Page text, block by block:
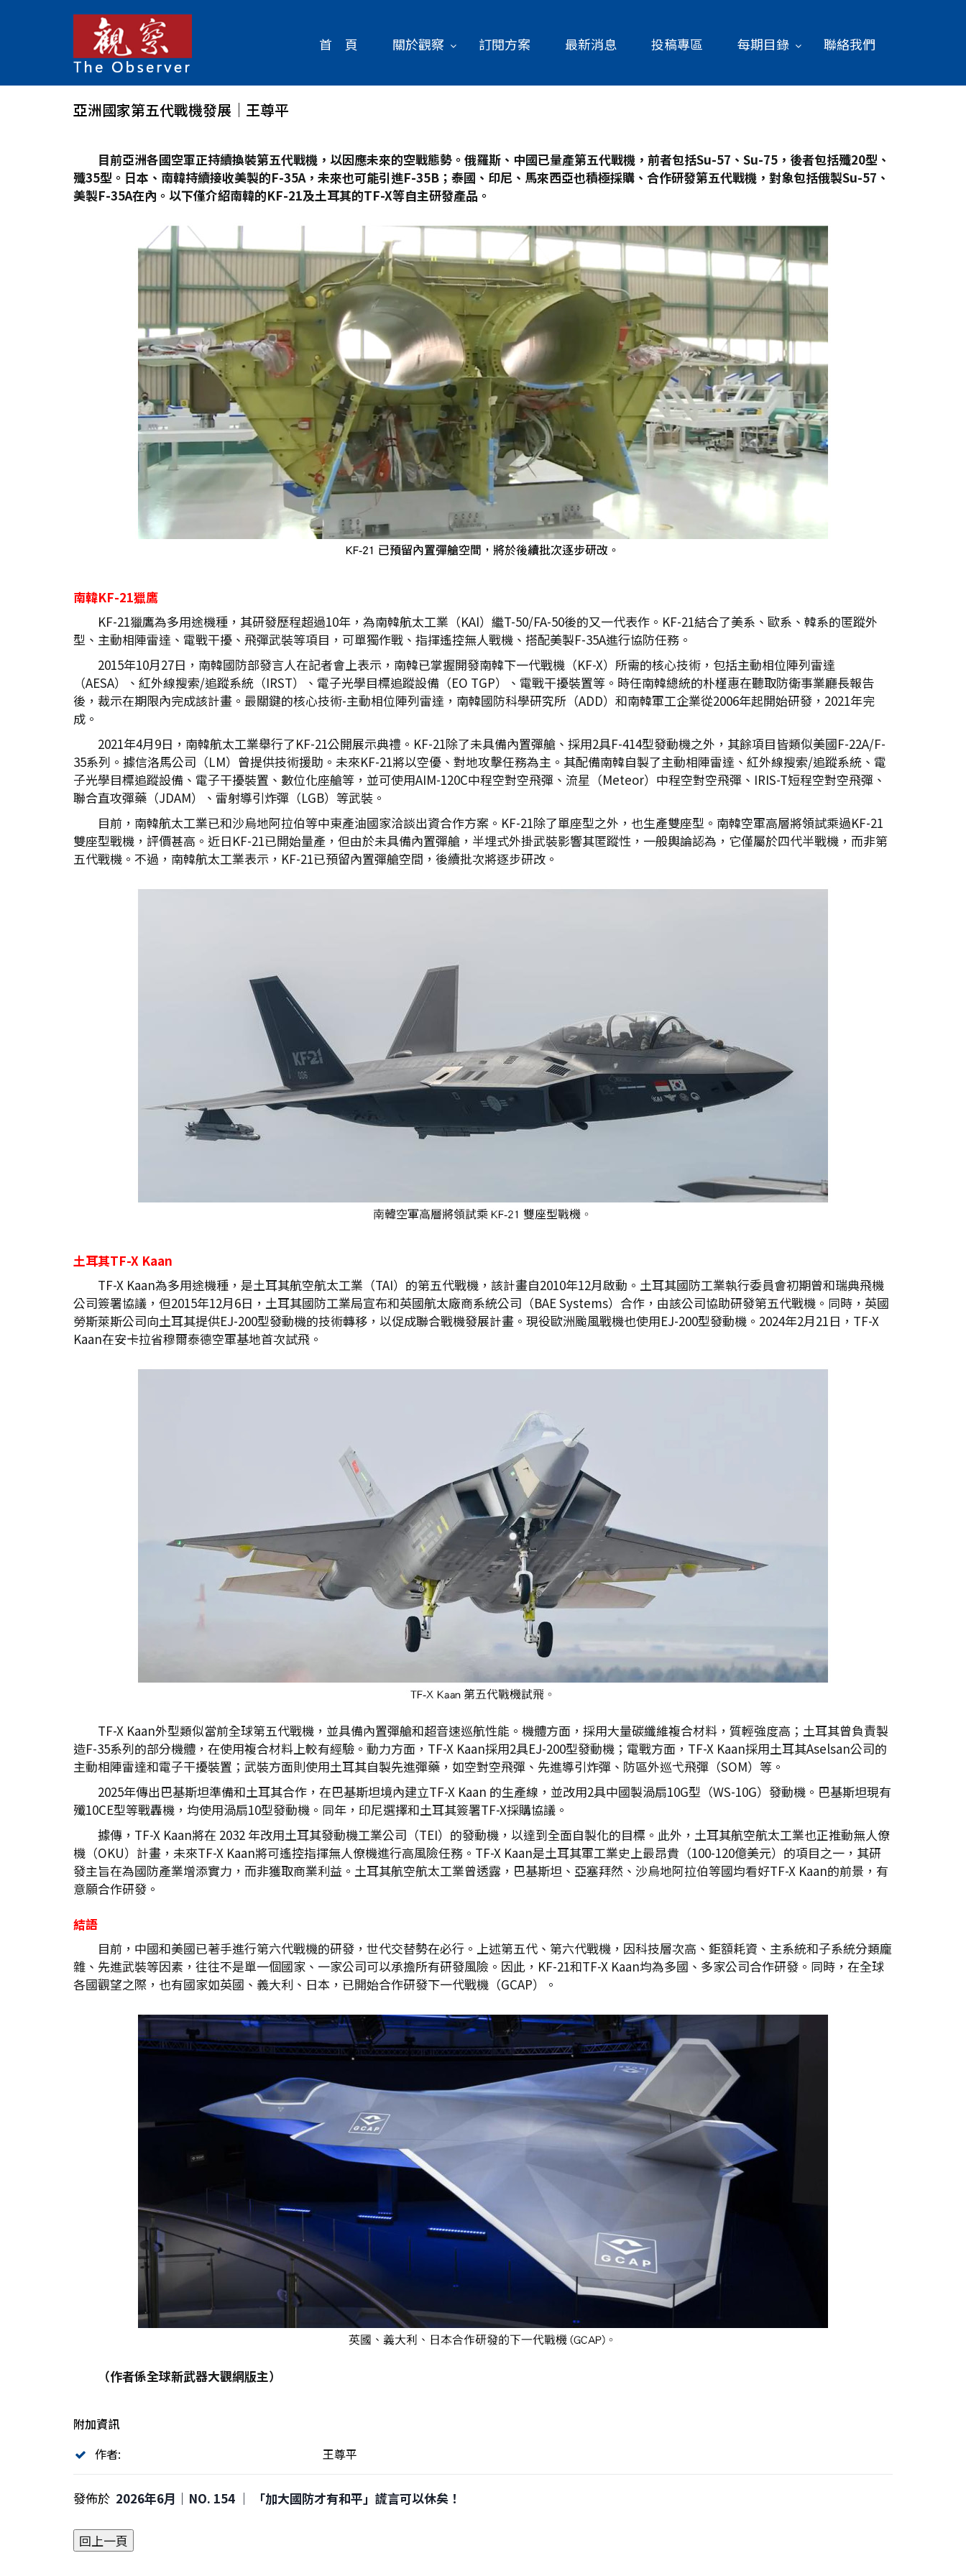
首 頁 關於觀察 訂閱方案 最新消息 投稿專區 每期目錄 聯絡我們
亞洲國家第五代戰機發展│王尊平
目前亞洲各國空軍正持續換裝第五代戰機，以因應未來的空戰態勢。俄羅斯、中國已量產第五代戰機，前者包括Su-57 、Su-75 ，後者包括殲20型、
殲35型。日本、南韓持續接收美製的F-35A ，未來也可能引進F-35B ；泰國、印尼、馬來西亞也積極採購、合作研發第五代戰機，對象包括俄製Su-57 、
美製F-35A在內。以下僅介紹南韓的KF-21及土耳其的TF-X等自主研發產品。
南韓KF-21獵鷹
KF-21獵鷹為多用途機種，其研發歷程超過10年，為南韓航太工業（KAI）繼T-50/FA-50後的又一代表作。KF-21結合了美系、歐系、韓系的匿蹤外
型、主動相陣雷達、電戰干擾、飛彈武裝等項目，可單獨作戰、指揮遙控無人戰機、搭配美製F-35A進行協防任務。
2015年10月27日，南韓國防部發言人在記者會上表示，南韓已掌握開發南韓下一代戰機（KF-X）所需的核心技術，包括主動相位陣列雷達
（AESA）、紅外線搜索/追蹤系統（IRST）、電子光學目標追蹤設備（EO TGP）、電戰干擾裝置等。時任南韓總統的朴槿惠在聽取防衛事業廳長報告
後，裁示在期限內完成該計畫。最關鍵的核心技術-主動相位陣列雷達，南韓國防科學研究所（ADD）和南韓軍工企業從2006年起開始研發，2021年完
成。
2021年4月9日，南韓航太工業舉行了KF-21公開展示典禮。KF-21除了未具備內置彈艙、採用2具F-414型發動機之外，其餘項目皆類似美國F-22A/F-
35系列。據信洛馬公司（LM）曾提供技術援助。未來KF-21將以空優、對地攻擊任務為主。其配備南韓自製了主動相陣雷達、紅外線搜索/追蹤系統、電
子光學目標追蹤設備、電子干擾裝置、數位化座艙等，並可使用AIM-120C中程空對空飛彈、流星（Meteor）中程空對空飛彈、IRIS-T短程空對空飛彈、
聯合直攻彈藥（JDAM）、雷射導引炸彈（LGB）等武裝。
目前，南韓航太工業已和沙烏地阿拉伯等中東產油國家洽談出資合作方案。KF-21除了單座型之外，也生產雙座型。南韓空軍高層將領試乘過KF-21
雙座型戰機，評價甚高。近日KF-21已開始量產，但由於未具備內置彈艙，半埋式外掛武裝影響其匿蹤性，一般輿論認為，它僅屬於四代半戰機，而非第
五代戰機。不過，南韓航太工業表示，KF-21已預留內置彈艙空間，後續批次將逐步研改。
土耳其TF-X Kaan
TF-X Kaan為多用途機種，是土耳其航空航太工業（TAI）的第五代戰機，該計畫自2010年12月啟動。土耳其國防工業執行委員會初期曾和瑞典飛機
公司簽署協議，但2015年12月6日，土耳其國防工業局宣布和英國航太廠商系統公司（BAE Systems）合作，由該公司協助研發第五代戰機。同時，英國
勞斯萊斯公司向土耳其提供EJ-200型發動機的技術轉移，以促成聯合戰機發展計畫。現役歐洲颱風戰機也使用EJ-200型發動機。2024年2月21日，TF-X
Kaan在安卡拉省穆爾泰德空軍基地首次試飛。
TF-X Kaan外型類似當前全球第五代戰機，並具備內置彈艙和超音速巡航性能。機體方面，採用大量碳纖維複合材料，質輕強度高；土耳其曾負責製
造F-35系列的部分機體，在使用複合材料上較有經驗。動力方面，TF-X Kaan採用2具EJ-200型發動機；電戰方面，TF-X Kaan採用土耳其Aselsan公司的
主動相陣雷達和電子干擾裝置；武裝方面則使用土耳其自製先進彈藥，如空對空飛彈、先進導引炸彈、防區外巡弋飛彈（SOM）等。
2025年傳出巴基斯坦準備和土耳其合作，在巴基斯坦境內建立TF-X Kaan 的生產線，並改用2具中國製渦扇10G型（WS-10G）發動機。巴基斯坦現有
殲10CE型等戰轟機，均使用渦扇10型發動機。同年，印尼選擇和土耳其簽署TF-X採購協議。
據傳，TF-X Kaan將在 2032 年改用土耳其發動機工業公司（TEI）的發動機，以達到全面自製化的目標。此外，土耳其航空航太工業也正推動無人僚
機（OKU）計畫，未來TF-X Kaan將可遙控指揮無人僚機進行高風險任務。TF-X Kaan是土耳其軍工業史上最昂貴（100-120億美元）的項目之一，其研
發主旨在為國防產業增添實力，而非獲取商業利益。土耳其航空航太工業曾透露，巴基斯坦、亞塞拜然、沙烏地阿拉伯等國均看好TF-X Kaan的前景，有
意願合作研發。
結語
目前，中國和美國已著手進行第六代戰機的研發，世代交替勢在必行。上述第五代、第六代戰機，因科技層次高、鉅額耗資、主系統和子系統分類龐
雜、先進武裝等因素，往往不是單一個國家、一家公司可以承擔所有研發風險。因此，KF-21和TF-X Kaan均為多國、多家公司合作研發。同時，在全球
各國觀望之際，也有國家如英國、義大利、日本，已開始合作研發下一代戰機（GCAP）。
（作者係全球新武器大觀網版主）
附加資訊
作者:
王尊平
發佈於 2026年6月｜NO. 154 │ 「加大國防才有和平」謊言可以休矣！